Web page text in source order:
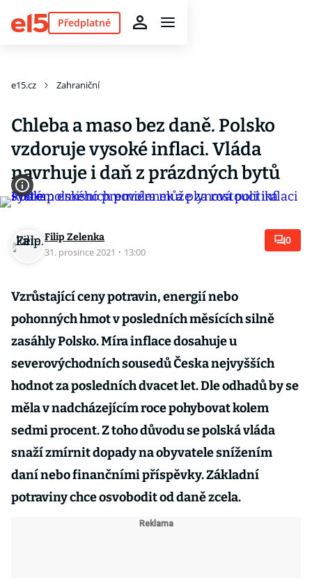
Předplatné
e15.cz Zahraniční
Chleba a maso bez daně. Polsko
vzdoruje vysoké inflaci. Vláda
navrhuje i daň z prázdných bytů
Filip Zelenka
31. prosince 2021 · 13:00
0
Vzrůstající ceny potravin, energií nebo
pohonných hmot v posledních měsících silně
zasáhly Polsko. Míra inflace dosahuje u
severovýchodních sousedů Česka nejvyšších
hodnot za posledních dvacet let. Dle odhadů by se
měla v nadcházejícím roce pohybovat kolem
sedmi procent. Z toho důvodu se polská vláda
snaží zmírnit dopady na obyvatele snížením
daní nebo finančními příspěvky. Základní
potraviny chce osvobodit od daně zcela.